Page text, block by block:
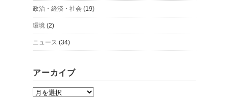
政治・経済・社会 (19)
環境 (2)
ニュース (34)
アーカイブ
ア